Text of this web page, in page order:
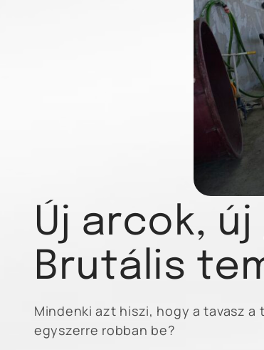
Új arcok,
Brutális
Mindenki azt hiszi, hogy a tavasz a
egyszerre robban be?